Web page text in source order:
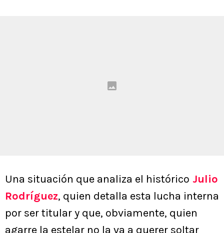
Una situación que analiza el histórico Julio
Rodríguez, quien detalla esta lucha interna
por ser titular y que, obviamente, quien
agarre la estelar no la va a querer soltar